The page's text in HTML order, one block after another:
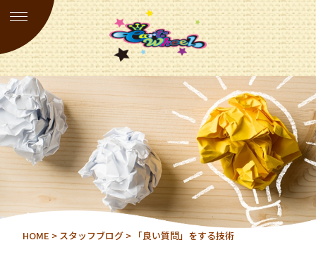
HOME > スタッフブログ > 「良い質問」をする技術